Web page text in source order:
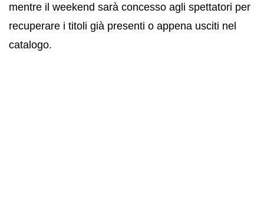
mentre il weekend sarà concesso agli spettatori per
recuperare i titoli già presenti o appena usciti nel
catalogo.